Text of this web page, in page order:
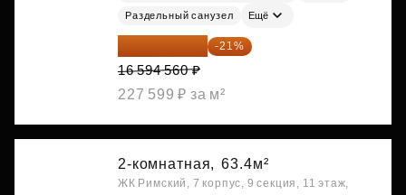
Раздельный санузел Ещё
13 109 702 ₽ -21%
16 594 560 ₽
227 599 ₽ за м²
2-комнатная, 63.4м²
ЖК Римский, 7 корпус, 9 секция, 11 этаж,